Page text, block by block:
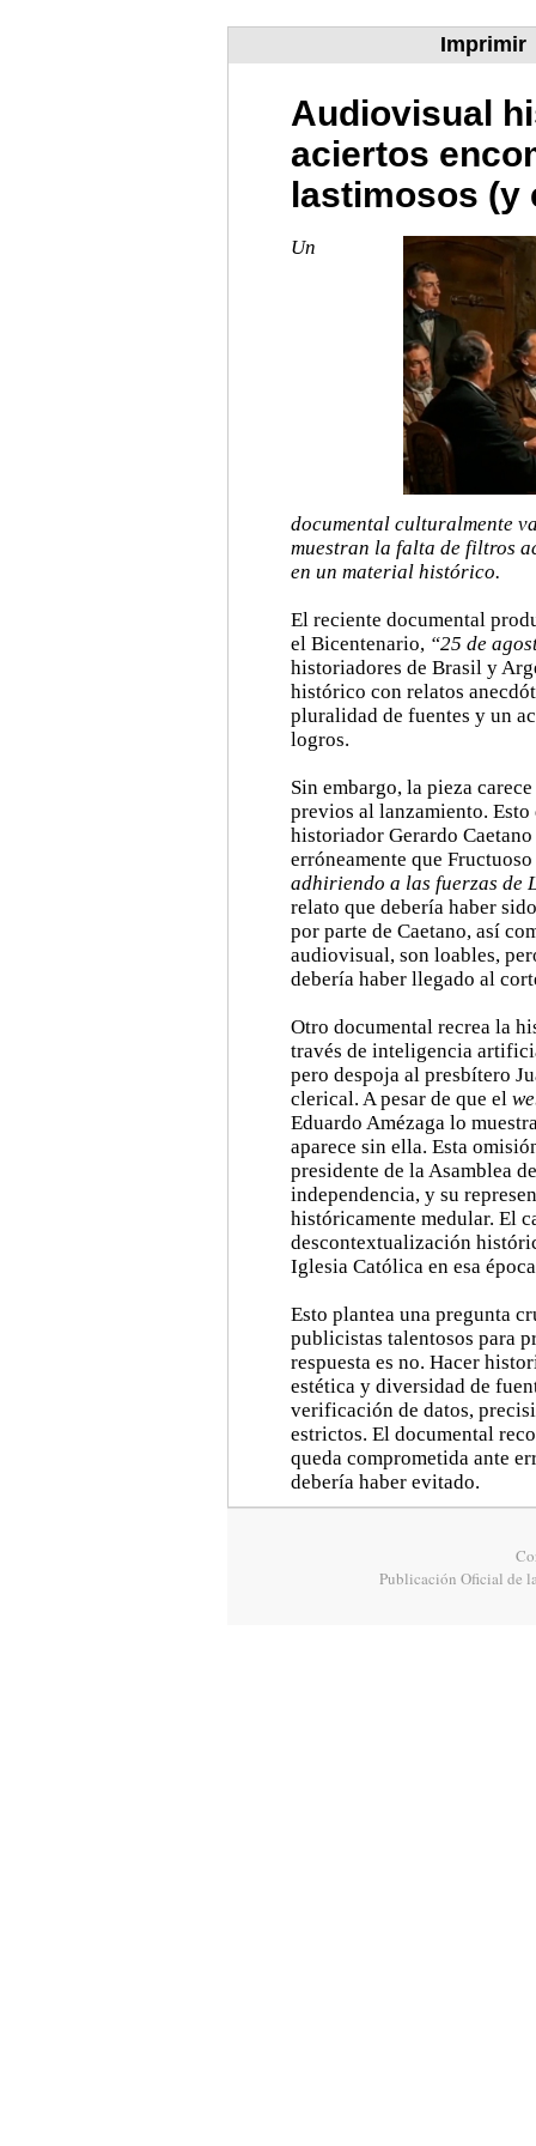
Imprimir
Audiovisual
aciertos
lastimosos (y
Un
documental culturalmente
muestran la falta de filtros
en un material histórico.
El reciente documental
el Bicentenario, “25 de
historiadores de Brasil y
histórico con relatos
pluralidad de fuentes y un
logros.
Sin embargo, la pieza
previos al lanzamiento.
historiador Gerardo
erróneamente que
adhiriendo a las fuerzas de
relato que debería haber
por parte de Caetano, así
audiovisual, son loables,
debería haber llegado al
Otro documental recrea la
través de inteligencia
pero despoja al presbítero
clerical. A pesar de que el
Eduardo Amézaga lo
aparece sin ella. Esta
presidente de la Asamblea
independencia, y su
históricamente medular. El
descontextualización
Iglesia Católica en esa
Esto plantea una pregunta
publicistas talentosos para
respuesta es no. Hacer
estética y diversidad de
verificación de datos,
estrictos. El documental
queda comprometida ante
debería haber evitado.
Publicación Oficial de